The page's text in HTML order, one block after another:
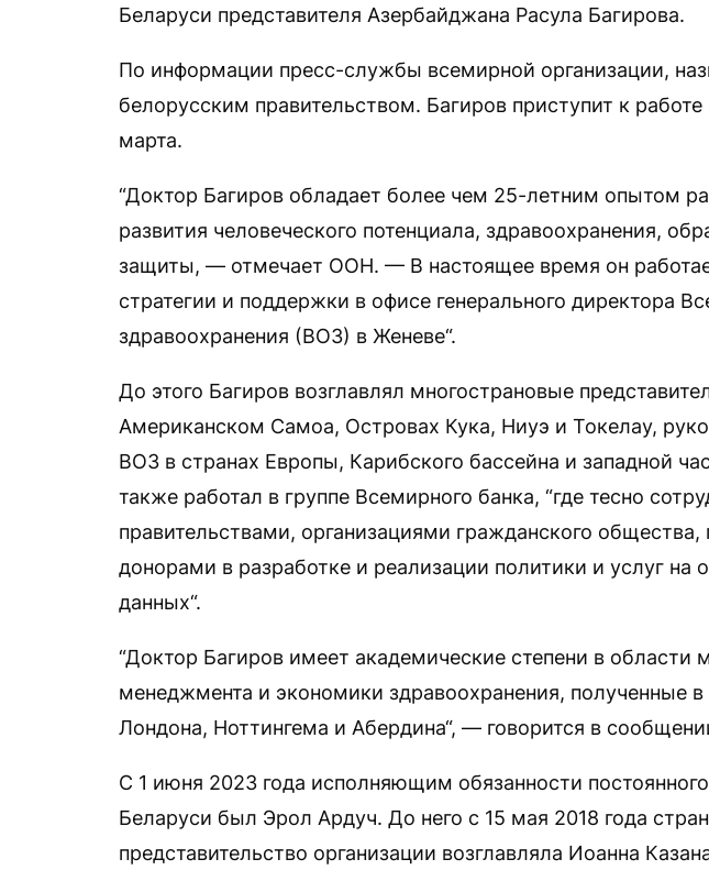
Беларуси представителя Азербайджана Расула Багирова.
По информации пресс-службы всемирной организации,
белорусским правительством. Багиров приступит к
марта.
“Доктор Багиров обладает более чем 25-летним опытом
развития человеческого потенциала, здравоохранения,
защиты, — отмечает ООН. — В настоящее время он
стратегии и поддержки в офисе генерального директора
здравоохранения (ВОЗ) в Женеве“.
До этого Багиров возглавлял многострановые
Американском Самоа, Островах Кука, Ниуэ и Токелау,
ВОЗ в странах Европы, Карибского бассейна и западной
также работал в группе Всемирного банка, “где тесно
правительствами, организациями гражданского общества,
донорами в разработке и реализации политики и услуг на
данных“.
“Доктор Багиров имеет академические степени в области
менеджмента и экономики здравоохранения, полученные в
Лондона, Ноттингема и Абердина“, — говорится в
С 1 июня 2023 года исполняющим обязанности
Беларуси был Эрол Ардуч. До него с 15 мая 2018 года
представительство организации возглавляла Иоанна